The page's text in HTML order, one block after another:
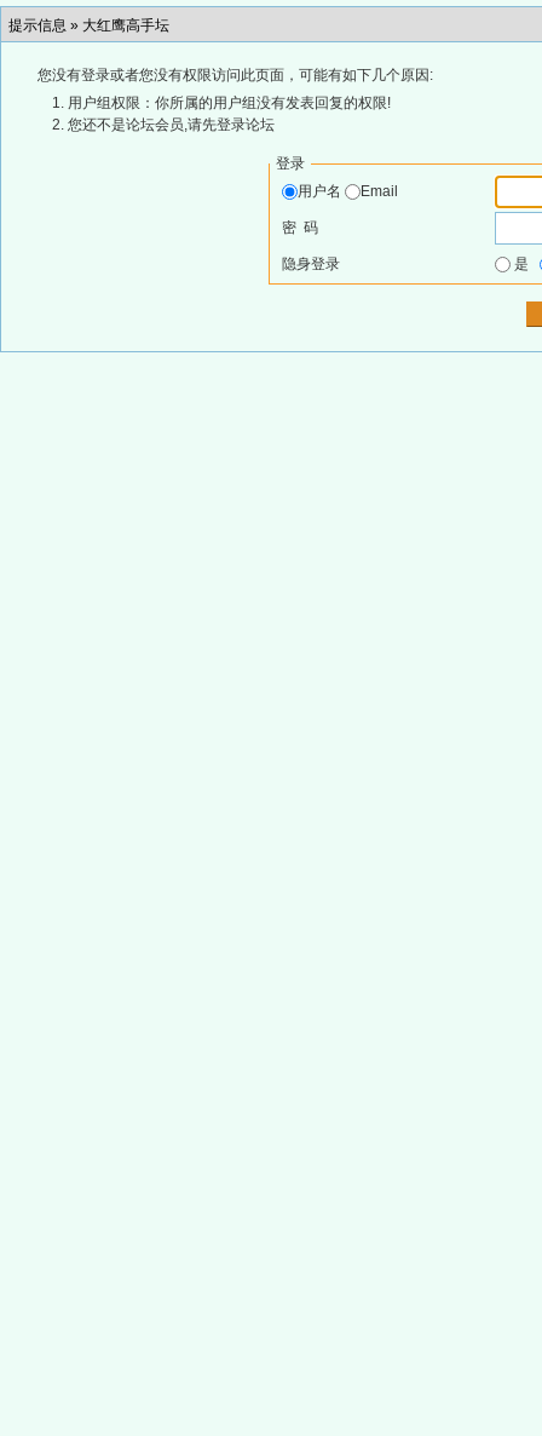
提示信息 » 大红鹰高手坛
您没有登录或者您没有权限访问此页面，可能有如下几个原因:
用户组权限：你所属的用户组没有发表回复的权限!
您还不是论坛会员,请先登录论坛
登录
用户名
Email
密 码
隐身登录 是